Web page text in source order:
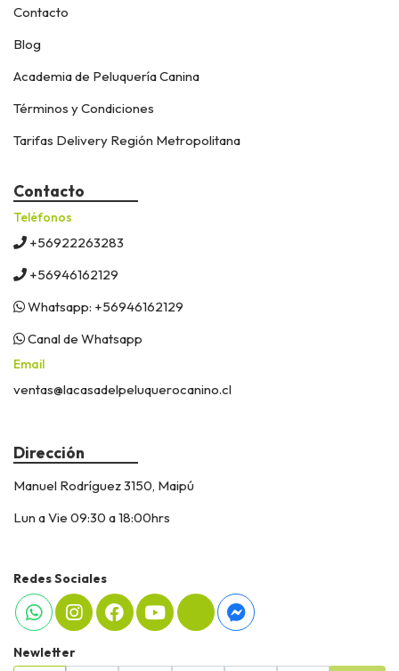
Contacto
Blog
Academia de Peluquería Canina
Términos y Condiciones
Tarifas Delivery Región Metropolitana
Contacto
Teléfonos
+56922263283
+56946162129
Whatsapp: +56946162129
Canal de Whatsapp
Email
ventas@lacasadelpeluquerocanino.cl
Dirección
Manuel Rodríguez 3150, Maipú
Lun a Vie 09:30 a 18:00hrs
Redes Sociales
Newletter